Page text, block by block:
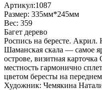
Артикул:1087
Размер: 335мм*245мм
Вес: 359
Багет дерево
Роспись на бересте. Акрил.
Шаманская скала — самое
острове, визитная
местность гармонично
цветом бересты на
Художник: Чемякина